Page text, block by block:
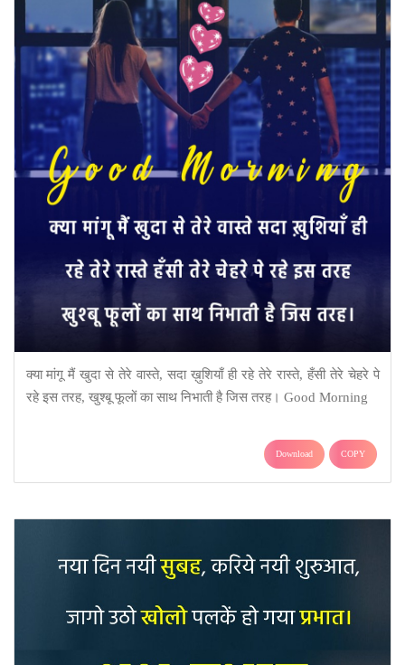
क्या मांगू मैं खुदा से तेरे वास्ते, सदा ख़ुशियाँ ही रहे तेरे रास्ते, हँसी तेरे चेहरे पे
रहे इस तरह, खुश्बू फूलों का साथ निभाती है जिस तरह। Good Morning
Download COPY